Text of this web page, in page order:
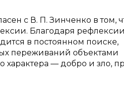
с В. П. Зинченко в том,
Благодаря рефлексии
в постоянном поиске,
переживаний объектами
характера — добро и зло,